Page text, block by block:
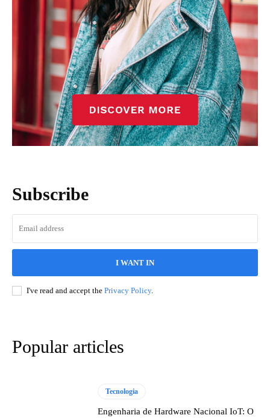
Subscribe
I WANT IN
I've read and accept the Privacy Policy.
Popular articles
Tecnologia
Engenharia de Hardware Nacional IoT: O